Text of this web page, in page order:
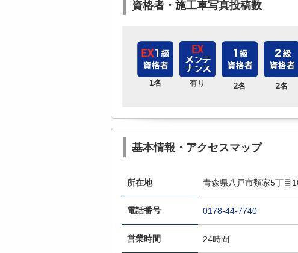
資格者・施工車写真投稿数
1名 有り 2名 2名
基本情報・アクセスマップ
所在地 青森県八戸市類家5丁目
電話番号 0178-44-7740
営業時間 24時間